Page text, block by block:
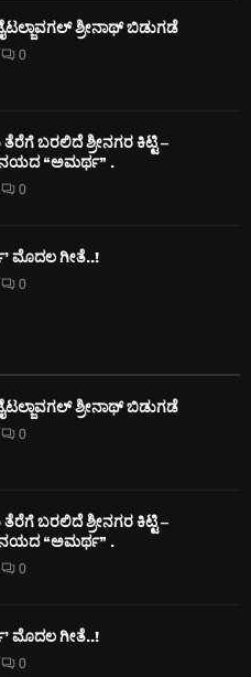
ಶ್ರೀನಾಥ್ ಬಿಡುಗಡೆ
0
ಬರಲಿದೆ ಶ್ರೀನಗರ ಕಿಟ್ಟಿ –
“ಅಮರ್ಥ” .
0
ಮೊದಲ‌ ಗೀತೆ..!
0
ಶ್ರೀನಾಥ್ ಬಿಡುಗಡೆ
0
ಬರಲಿದೆ ಶ್ರೀನಗರ ಕಿಟ್ಟಿ –
“ಅಮರ್ಥ” .
0
ಮೊದಲ‌ ಗೀತೆ..!
0